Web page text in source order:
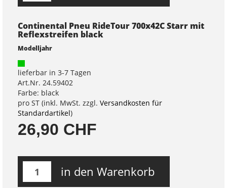
Continental Pneu RideTour 700x42C Starr mit
Reflexstreifen black
Modelljahr
lieferbar in 3-7 Tagen
Art.Nr. 24.59402
Farbe: black
pro ST (inkl. MwSt. zzgl. Versandkosten für
Standardartikel)
26,90 CHF
in den Warenkorb